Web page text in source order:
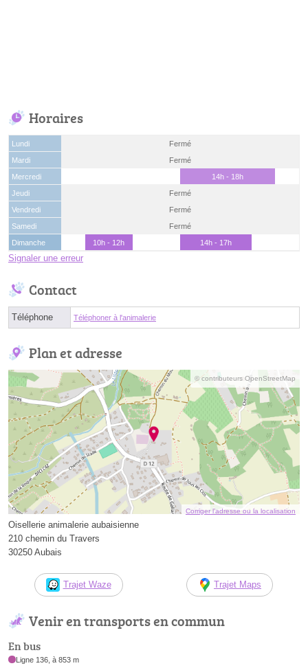
Horaires
Lundi
Fermé
Mardi
Fermé
Mercredi
14h - 18h
Jeudi
Fermé
Vendredi
Fermé
Samedi
Fermé
Dimanche
10h - 12h 14h - 17h
Signaler une erreur
Contact
Téléphone Téléphoner à l'animalerie
Plan et adresse
© contributeurs OpenStreetMap
Corriger l’adresse ou la localisation
Oisellerie animalerie aubaisienne
210 chemin du Travers
30250 Aubais
Trajet Waze Trajet Maps
Venir en transports en commun
En bus
Ligne 136, à 853 m